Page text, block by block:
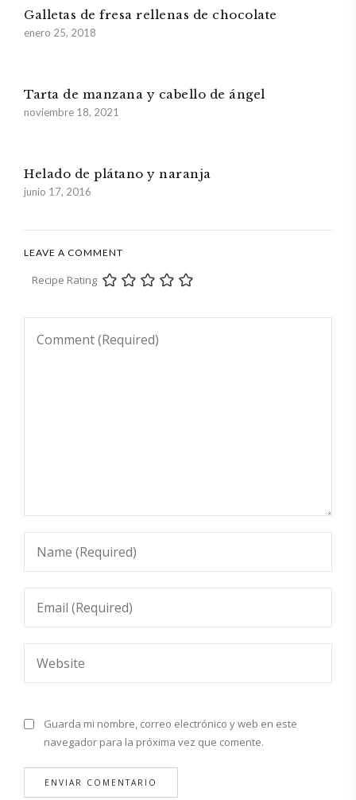
Galletas de fresa rellenas de chocolate
enero 25, 2018
Tarta de manzana y cabello de ángel
noviembre 18, 2021
Helado de plátano y naranja
junio 17, 2016
LEAVE A COMMENT
Recipe Rating
Guarda mi nombre, correo electrónico y web en este
navegador para la próxima vez que comente.